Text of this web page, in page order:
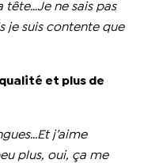
tête…Je ne sais pas
je suis contente que
et plus de
j’aime
plus, oui, ça me